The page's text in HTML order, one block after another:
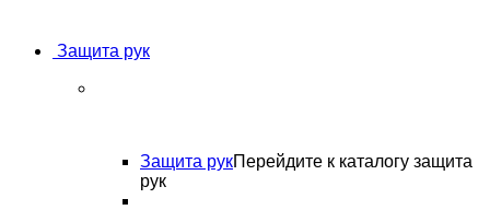
Защита рук
Защита рукПерейдите к каталогу защита
рук